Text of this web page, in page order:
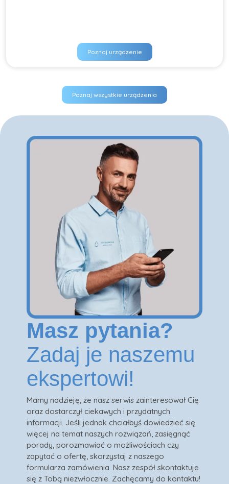
Poznaj urządzenie
Poznaj wszystkie urządzenia
Masz pytania?
Zadaj je naszemu
ekspertowi!
Mamy nadzieję, że nasz serwis zainteresował Cię
oraz dostarczył ciekawych i przydatnych
informacji. Jeśli jednak chciałbyś dowiedzieć się
więcej na temat naszych rozwiązań, zasięgnąć
porady, porozmawiać o możliwościach czy
zapytać o ofertę, skorzystaj z naszego
formularza zamówienia. Nasz zespół skontaktuje
się z Tobą niezwłocznie. Zachęcamy do kontaktu!